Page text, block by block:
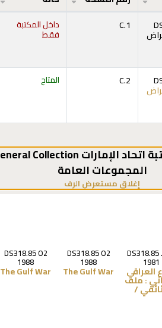
C.1 داخل المكتبة
فقط
C.2 المتاح
المجموعات العامة
إغلاق مستعرض الرف
DS318.85
1981
العراقي
:ملف
/
DS318.85 O2
1988
The Gulf War
DS318.85 O2
1988
The Gulf War